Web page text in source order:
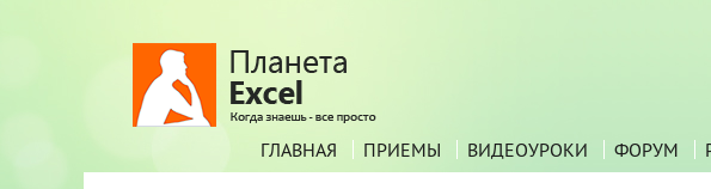
ГЛАВНАЯ ПРИЕМЫ ВИДЕОУРОКИ ФОРУМ